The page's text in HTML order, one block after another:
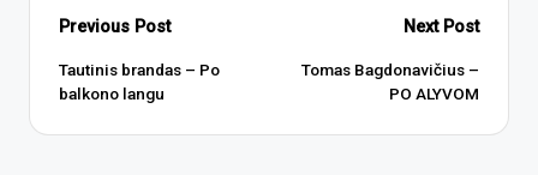
Post
navigation
Previous Post
Tautinis brandas – Po
balkono langu
Next Post
Tomas Bagdonavičius –
PO ALYVOM